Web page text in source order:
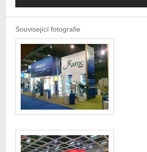
Související fotografie